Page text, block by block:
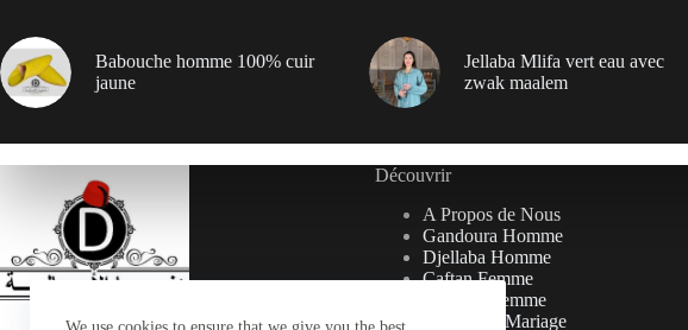
Babouche homme 100% cuir
jaune
Jellaba Mlifa vert eau avec
zwak maalem
Découvrir
A Propos de Nous
Gandoura Homme
Djellaba Homme
Caftan Femme
Djellaba Femme
Collection Mariage